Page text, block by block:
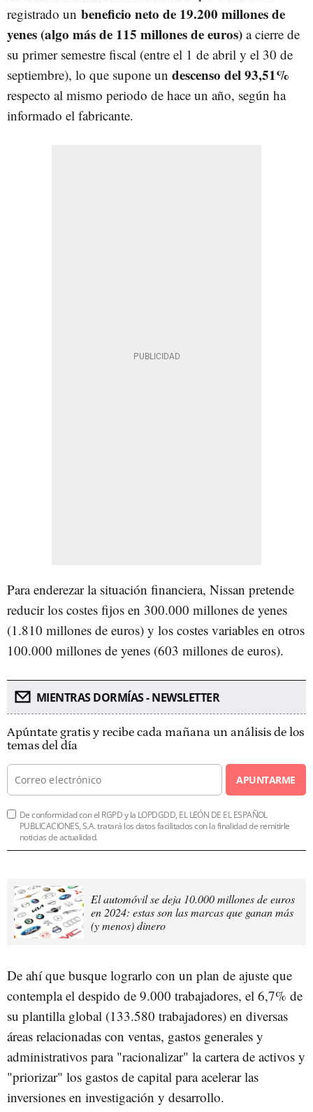
registrado un beneficio neto de 19.200 millones de
yenes (algo más de 115 millones de euros) a cierre de
su primer semestre fiscal (entre el 1 de abril y el 30 de
septiembre), lo que supone un descenso del 93,51%
respecto al mismo periodo de hace un año, según ha
informado el fabricante.
Para enderezar la situación financiera, Nissan pretende
reducir los costes fijos en 300.000 millones de yenes
(1.810 millones de euros) y los costes variables en otros
100.000 millones de yenes (603 millones de euros).
MIENTRAS DORMÍAS - NEWSLETTER
Apúntate gratis y recibe cada mañana un análisis de los
temas del día
APUNTARME
De conformidad con el RGPD y la LOPDGDD, EL LEÓN DE EL ESPAÑOL
PUBLICACIONES, S.A. tratará los datos facilitados con la finalidad de remitirle
noticias de actualidad.
El automóvil se deja 10.000 millones de euros
en 2024: estas son las marcas que ganan más
(y menos) dinero
De ahí que busque lograrlo con un plan de ajuste que
contempla el despido de 9.000 trabajadores, el 6,7% de
su plantilla global (133.580 trabajadores) en diversas
áreas relacionadas con ventas, gastos generales y
administrativos para "racionalizar" la cartera de activos y
"priorizar" los gastos de capital para acelerar las
inversiones en investigación y desarrollo.